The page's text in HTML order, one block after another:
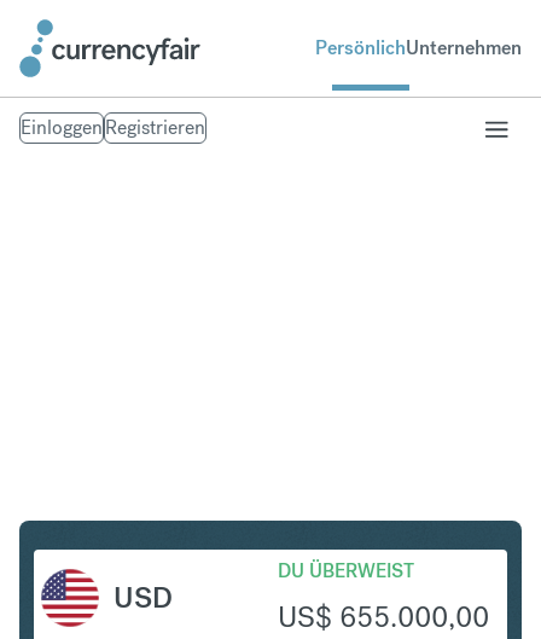
PersönlichUnternehmen
EinloggenRegistrieren
USD
DU ÜBERWEIST
US$ 655.000,00